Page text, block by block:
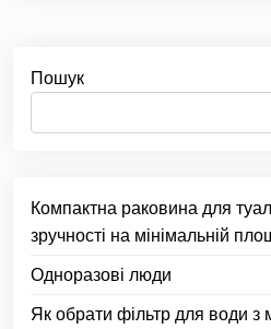
Пошук
Компактна раковина для
зручності на мінімальній
Одноразові люди
Як обрати фільтр для води з